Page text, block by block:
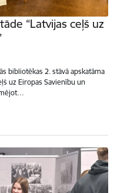
“Latvijas ceļš uz
bibliotēkas 2. stāvā apskatāma
uz Eiropas Savienību un